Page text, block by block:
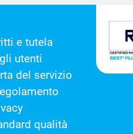
e tutela
utenti
del servizio
qualità